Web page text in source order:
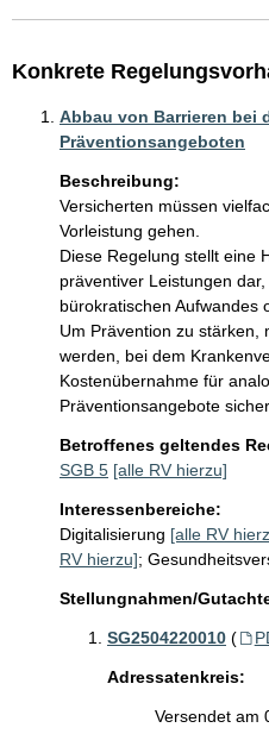
Konkrete
Abbau von Barrieren bei
Präventionsangeboten
Beschreibung:
Versicherten müssen
Vorleistung gehen.
Diese Regelung stellt eine
präventiver Leistungen
bürokratischen Aufwandes
Um Prävention zu stärken,
werden, bei dem
Kostenübernahme für
Präventionsangebote
Betroffenes geltendes
SGB 5 [alle RV hierzu]
Interessenbereiche:
Digitalisierung [alle RV
RV hierzu];
Stellungnahmen/
SG2504220010 (
Adressatenkreis:
Versendet am